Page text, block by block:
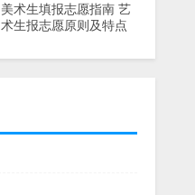
美术生填报志愿指南 艺
术生报志愿原则及特点